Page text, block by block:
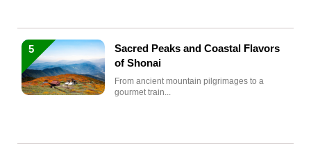
5
Sacred Peaks and Coastal Flavors
of Shonai
From ancient mountain pilgrimages to a
gourmet train...